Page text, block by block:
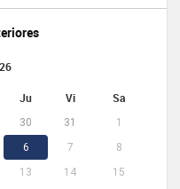
Ju Vi Sa
30 31
1
6 7
8
13 14
15